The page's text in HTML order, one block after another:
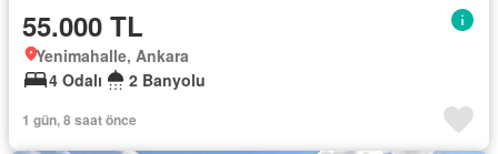
55.000 TL
Yenimahalle, Ankara
4 Odalı
2 Banyolu
1 gün, 8 saat önce